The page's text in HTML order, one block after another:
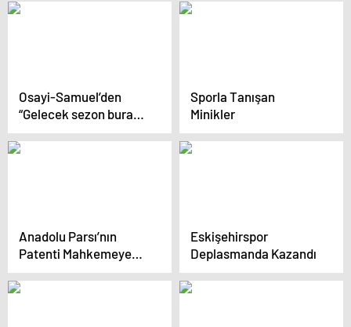
kameraman tepki
gazetelerine manşet
Osayi-Samuel’den
“Gelecek sezon burada
mısın?” sorusuna
beklenmedik cevap
Sporla Tanışan
Minikler
Anadolu Parsı’nın
Patenti Mahkemeye
Taşındı
Eskişehirspor
Deplasmanda Kazandı